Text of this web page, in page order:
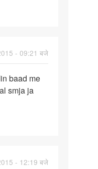
- 09:21 बजे
baad me
smja ja
- 12:19 बजे